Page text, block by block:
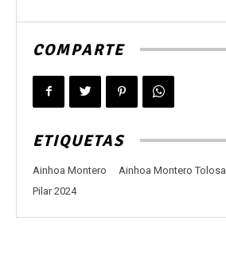
COMPARTE
ETIQUETAS
Ainhoa Montero Ainhoa Montero Tolosa
Pilar 2024